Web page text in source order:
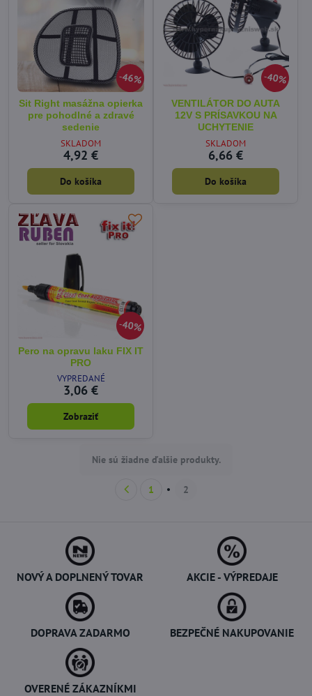
46%
Sit Right masážna opierka
pre pohodlné a zdravé
sedenie
SKLADOM
4,92 €
Do košíka
40%
VENTILÁTOR DO AUTA
12V S PRÍSAVKOU NA
UCHYTENIE
SKLADOM
6,66 €
Do košíka
40%
Pero na opravu laku FIX IT
PRO
VYPREDANÉ
3,06 €
Zobraziť
Nie sú žiadne ďalšie produkty.
1 2
NOVÝ A DOPLNENÝ TOVAR AKCIE - VÝPREDAJE
DOPRAVA ZADARMO BEZPEČNÉ NAKUPOVANIE
OVERENÉ ZÁKAZNÍKMI